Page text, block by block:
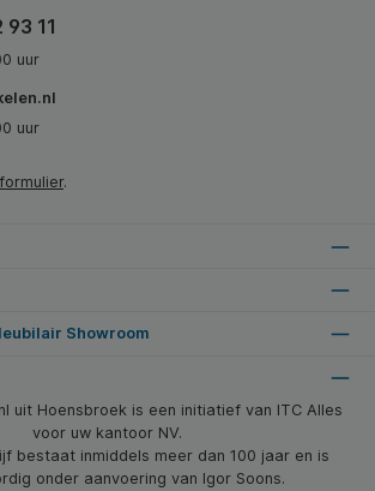
11
uur
uur
.
Showroom
uit Hoensbroek is een initiatief van ITC Alles
voor uw kantoor NV.
bestaat inmiddels meer dan 100 jaar en is
onder aanvoering van Igor Soons.